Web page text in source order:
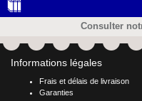
Consulter
Informations légales
Frais et délais de livraison
Garanties